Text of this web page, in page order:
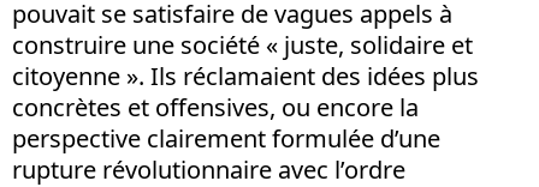
pouvait se satisfaire de vagues appels à
construire une société « juste, solidaire et
citoyenne ». Ils réclamaient des idées plus
concrètes et offensives, ou encore la
perspective clairement formulée d’une
rupture révolutionnaire avec l’ordre